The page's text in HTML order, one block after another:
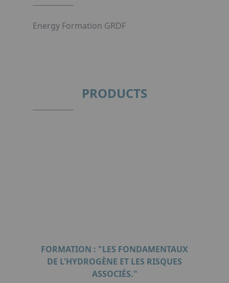
Energy Formation GRDF
PRODUCTS
FORMATION : "LES FONDAMENTAUX
DE L'HYDROGÈNE ET LES RISQUES
ASSOCIÉS."